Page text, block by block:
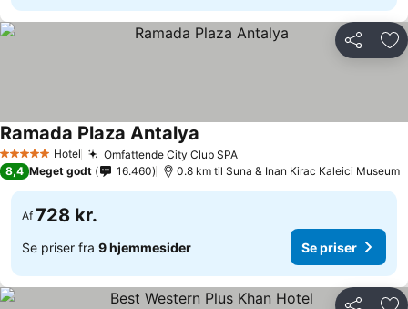
Del
5 Stjerner Hotel Omfattende City Club SPA
Ramada Plaza Antalya
8,4 Meget godt 16.460 0.8 km til Suna & Inan Kirac Kaleici Museum
Af 728 kr.
Se priser fra 9 hjemmesider Se priser